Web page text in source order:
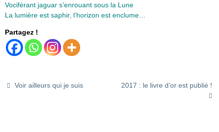
Vociférant jaguar s’enrouant sous la Lune
La lumière est saphir, l’horizon est enclume…
Partagez !
Voir ailleurs qui je suis 2017 : le livre d’or est publié !